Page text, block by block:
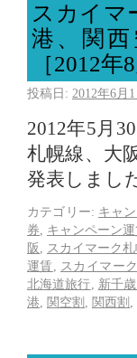
スカイマ
港、関
［2012年
投稿日: 2012年6月1
2012年5月
札幌線、大
発表しまし
カテゴリー: キャ
券
キャンペーン運
阪
スカイマーク
運賃
スカイマー
北海道旅行
新千
港
関空割 関西割